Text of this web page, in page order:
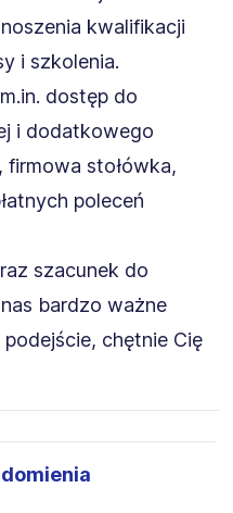
kwalifikacji
i szkolenia.
dostęp do
i dodatkowego
firmowa stołówka,
poleceń
szacunek do
bardzo ważne
chętnie Cię